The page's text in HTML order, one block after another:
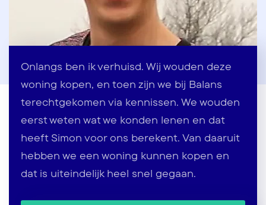
Onlangs ben ik verhuisd. Wij wouden deze
woning kopen, en toen zijn we bij Balans
terechtgekomen via kennissen. We wouden
eerst weten wat we konden lenen en dat
heeft Simon voor ons berekent. Van daaruit
hebben we een woning kunnen kopen en
dat is uiteindelijk heel snel gegaan.